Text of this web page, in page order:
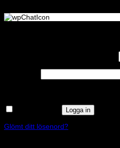
Logga in
Glömt ditt lösenord?